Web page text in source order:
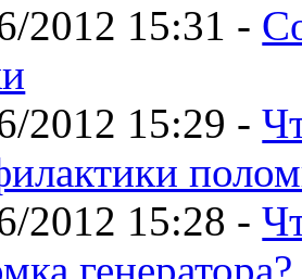
2012 15:31 -
2012 15:29 -
2012 15:28 -
генератора?